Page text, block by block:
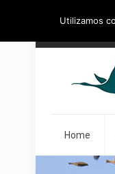
Home
Utilizamos